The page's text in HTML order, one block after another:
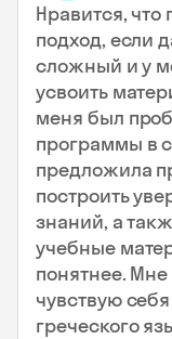
Нравится, что
подход, если
сложный и у
усвоить
меня был
программы в
предложила
построить
знаний, а
учебные
понятнее. Мне
чувствую
греческого